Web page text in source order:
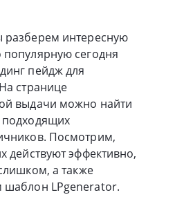
разберем интересную
популярную сегодня
пейдж для
странице
выдачи можно найти
Посмотрим,
действуют эффективно,
а также
LPgenerator.